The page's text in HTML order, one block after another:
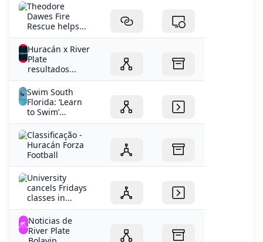
Huracán x River
Plate
resultados...
Swim South
Florida: ‘Learn
to Swim’...
Classificação -
Huracán Forza
Football
University
cancels Fridays
classes in...
Noticias de
River Plate
Bolavip...
Jogos do CA
Huracán